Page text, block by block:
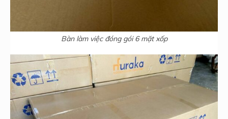
Bàn làm việc đóng gói 6 mặt xốp